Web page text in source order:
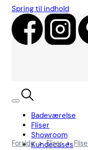
Spring til indhold
Badeværelse
Fliser
Showroom
Kundecases
Forside > Fliser >